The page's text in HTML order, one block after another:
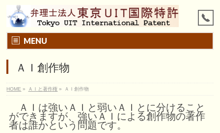
MENU
ＡＩ創作物
HOME » ＡＩと著作権 » ＡＩ創作物
ＡＩは強いＡＩと弱いＡＩとに分けること
ができますが、強いＡＩによる創作物の著作
者は誰かという問題です。